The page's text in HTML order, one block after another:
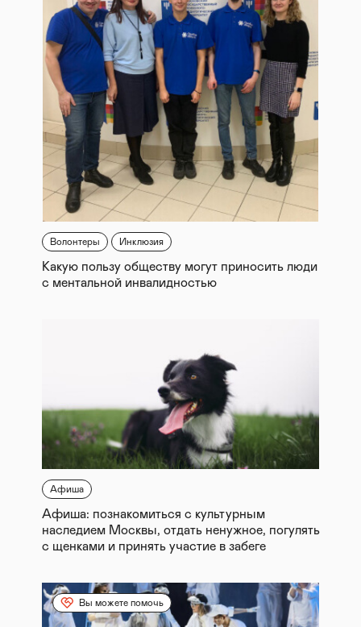
Волонтеры Инклюзия
Какую пользу обществу могут приносить люди
с ментальной инвалидностью
Афиша
Афиша: познакомиться с культурным
наследием Москвы, отдать ненужное, погулять
с щенками и принять участие в забеге
Вы можете помочь